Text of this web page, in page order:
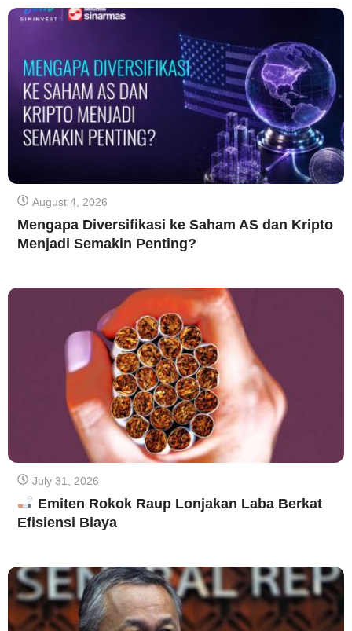
August 4, 2026
Mengapa Diversifikasi ke Saham AS dan Kripto
Menjadi Semakin Penting?
July 31, 2026
Emiten Rokok Raup Lonjakan Laba Berkat
Efisiensi Biaya